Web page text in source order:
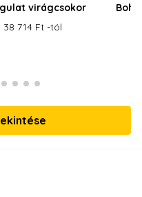
virágcsokor
38 714 Ft -tól